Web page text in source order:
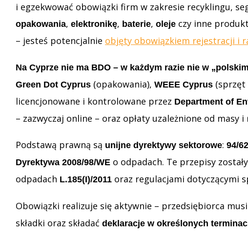
i egzekwować obowiązki firm w zakresie recyklingu,
opakowania, elektronikę, baterie, oleje czy inne
– jesteś potencjalnie objęty obowiązkiem rejestracji i
Na Cyprze nie ma BDO – w każdym razie nie w
Green Dot Cyprus (opakowania), WEEE Cyprus (sprzęt
licencjonowane i kontrolowane przez Department of
– zazwyczaj online – oraz opłaty uzależnione od masy
Podstawą prawną są unijne dyrektywy sektorowe: 94/
Dyrektywa 2008/98/WE o odpadach. Te przepisy
odpadach L.185(I)/2011 oraz regulacjami dotyczącymi
Obowiązki realizuje się aktywnie – przedsiębiorca musi
składki oraz składać deklaracje w określonych